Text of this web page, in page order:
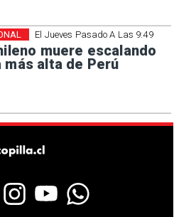
El Jueves Pasado A Las 9:49
muere escalando
más alta de Perú